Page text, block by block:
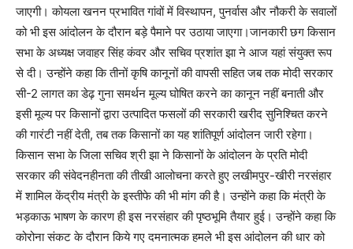
जाएगी। कोयला खनन प्रभावित गांवों में विस्थापन, पुनर्वास और नौकरी के सवालों
को भी इस आंदोलन के दौरान बड़े पैमाने पर उठाया जाएगा।जानकारी छग किसान
सभा के अध्यक्ष जवाहर सिंह कंवर और सचिव प्रशांत झा ने आज यहां संयुक्त रूप
से दी। उन्होंने कहा कि तीनों कृषि कानूनों की वापसी सहित जब तक मोदी सरकार
सी-2 लागत का डेढ़ गुना समर्थन मूल्य घोषित करने का कानून नहीं बनाती और
इसी मूल्य पर किसानों द्वारा उत्पादित फसलों की सरकारी खरीद सुनिश्चित करने
की गारंटी नहीं देती, तब तक किसानों का यह शांतिपूर्ण आंदोलन जारी रहेगा।
किसान सभा के जिला सचिव श्री झा ने किसानों के आंदोलन के प्रति मोदी
सरकार की संवेदनहीनता की तीखी आलोचना करते हुए लखीमपुर-खीरी नरसंहार
में शामिल केंद्रीय मंत्री के इस्तीफे की भी मांग की है। उन्होंने कहा कि मंत्री के
भड़काऊ भाषण के कारण ही इस नरसंहार की पृष्ठभूमि तैयार हुई। उन्होंने कहा कि
कोरोना संकट के दौरान किये गए दमनात्मक हमले भी इस आंदोलन की धार को